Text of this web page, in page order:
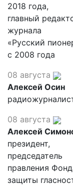
2018 года,
главный
журнала
«Русский
с 2008 года
08 августа
Алексей Осин
08 августа
Алексей
президент,
председатель
правления
защиты